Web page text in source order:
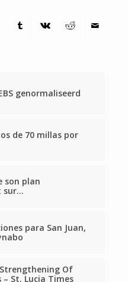
genormaliseerd
de 70 millas por
son plan
sur…
para San Juan,
Strengthening Of
– St. Lucia Times